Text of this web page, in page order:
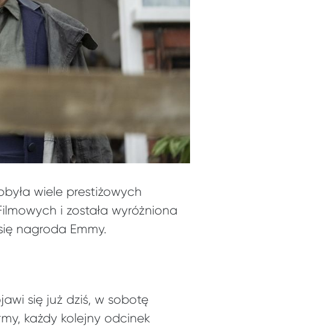
wiele prestiżowych
i została wyróżniona
nagroda Emmy.
się już dziś, w sobotę
każdy kolejny odcinek